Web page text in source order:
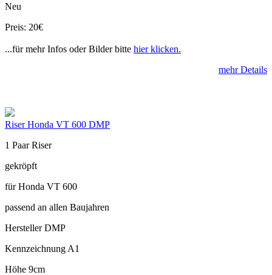
Neu
Preis: 20€
...für mehr Infos oder Bilder bitte hier klicken.
mehr Details
Riser Honda VT 600 DMP
1 Paar Riser
gekröpft
für Honda VT 600
passend an allen Baujahren
Hersteller DMP
Kennzeichnung A1
Höhe 9cm